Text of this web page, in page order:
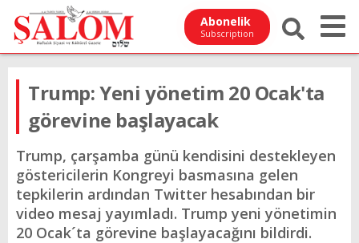
Abonelik
Subscription
Trump: Yeni yönetim 20 Ocak'ta
görevine başlayacak
Trump, çarşamba günü kendisini destekleyen
göstericilerin Kongreyi basmasına gelen
tepkilerin ardından Twitter hesabından bir
video mesaj yayımladı. Trump yeni yönetimin
20 Ocak´ta görevine başlayacağını bildirdi.